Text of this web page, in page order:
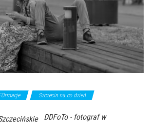
Szczecin na co dzień
DDFoTo - fotograf w